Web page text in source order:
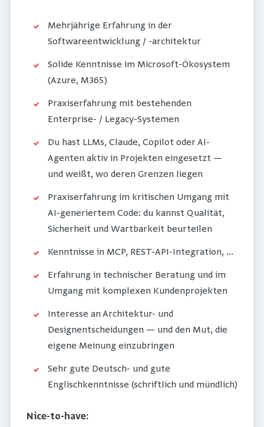
Mehrjährige Erfahrung in der
Softwareentwicklung / -architektur
Solide Kenntnisse im Microsoft-Ökosystem
(Azure, M365)
Praxiserfahrung mit bestehenden
Enterprise- / Legacy-Systemen
Du hast LLMs, Claude, Copilot oder AI-
Agenten aktiv in Projekten eingesetzt —
und weißt, wo deren Grenzen liegen
Praxiserfahrung im kritischen Umgang mit
AI-generiertem Code: du kannst Qualität,
Sicherheit und Wartbarkeit beurteilen
Kenntnisse in MCP, REST-API-Integration, …
Erfahrung in technischer Beratung und im
Umgang mit komplexen Kundenprojekten
Interesse an Architektur- und
Designentscheidungen — und den Mut, die
eigene Meinung einzubringen
Sehr gute Deutsch- und gute
Englischkenntnisse (schriftlich und mündlich)
Nice-to-have: